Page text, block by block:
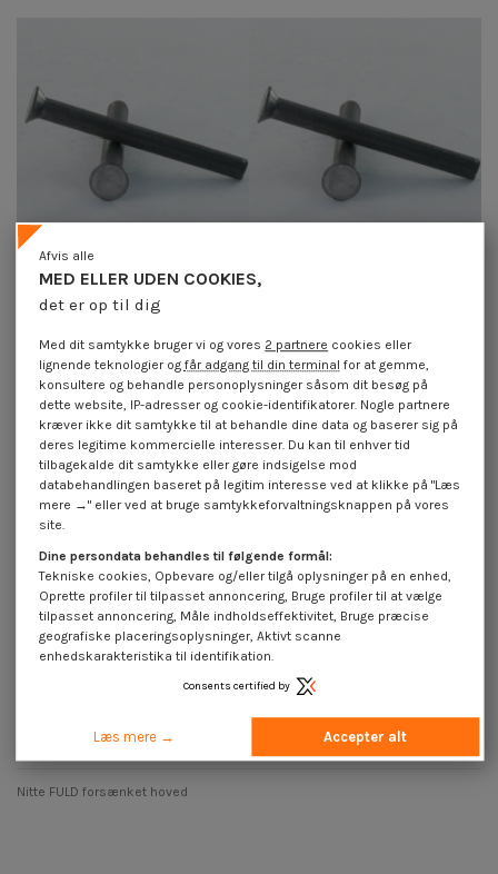
Massiv nitte forsænket hoved
6X17 Rå stål
4,25 €inkl. moms
4,25 €inkl. moms
Massiv nitte forsænket hoved
Nitte FULD forsænket hoved
MED ELLER UDEN COOKIES,
det er op til dig
Afvis alle
Med dit samtykke bruger vi og vores 2 partnere cookies eller
lignende teknologier ogfår adgang til din terminal for at gemme,
konsultere og behandle personoplysninger såsom dit besøg på
dette website, IP-adresser og cookie-identifikatorer. Nogle partnere
kræver ikke dit samtykke til at behandle dine data og baserer sig på
deres legitime kommercielle interesser. Du kan til enhver tid
tilbagekalde dit samtykke eller gøre indsigelse mod
databehandlingen baseret på legitim interesse ved at klikke på "Læs
mere →" eller ved at bruge samtykkeforvaltningsknappen på vores
site.
Dine persondata behandles til følgende formål:
Tekniske cookies, Opbevare og/eller tilgå oplysninger på en enhed,
Oprette profiler til tilpasset annoncering, Bruge profiler til at vælge
tilpasset annoncering, Måle indholdseffektivitet, Bruge præcise
geografiske placeringsoplysninger, Aktivt scanne
enhedskarakteristika til identifikation.
Consents certified by
Læs mere → Accepter alt